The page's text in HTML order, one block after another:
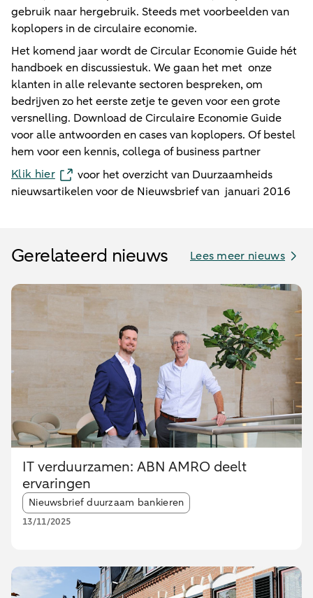
gebruik naar hergebruik. Steeds met voorbeelden van
koplopers in de circulaire economie.
Het komend jaar wordt de Circular Economie Guide hét
handboek en discussiestuk. We gaan het met onze
klanten in alle relevante sectoren bespreken, om
bedrijven zo het eerste zetje te geven voor een grote
versnelling. Download de Circulaire Economie Guide
voor alle antwoorden en cases van koplopers. Of bestel
hem voor een kennis, collega of business partner
Klik hier
voor het overzicht van Duurzaamheids
nieuwsartikelen voor de Nieuwsbrief van januari 2016
Gerelateerd nieuws Lees meer nieuws
IT verduurzamen: ABN AMRO deelt
ervaringen
Article tags:
Nieuwsbrief duurzaam bankieren
13/11/2025